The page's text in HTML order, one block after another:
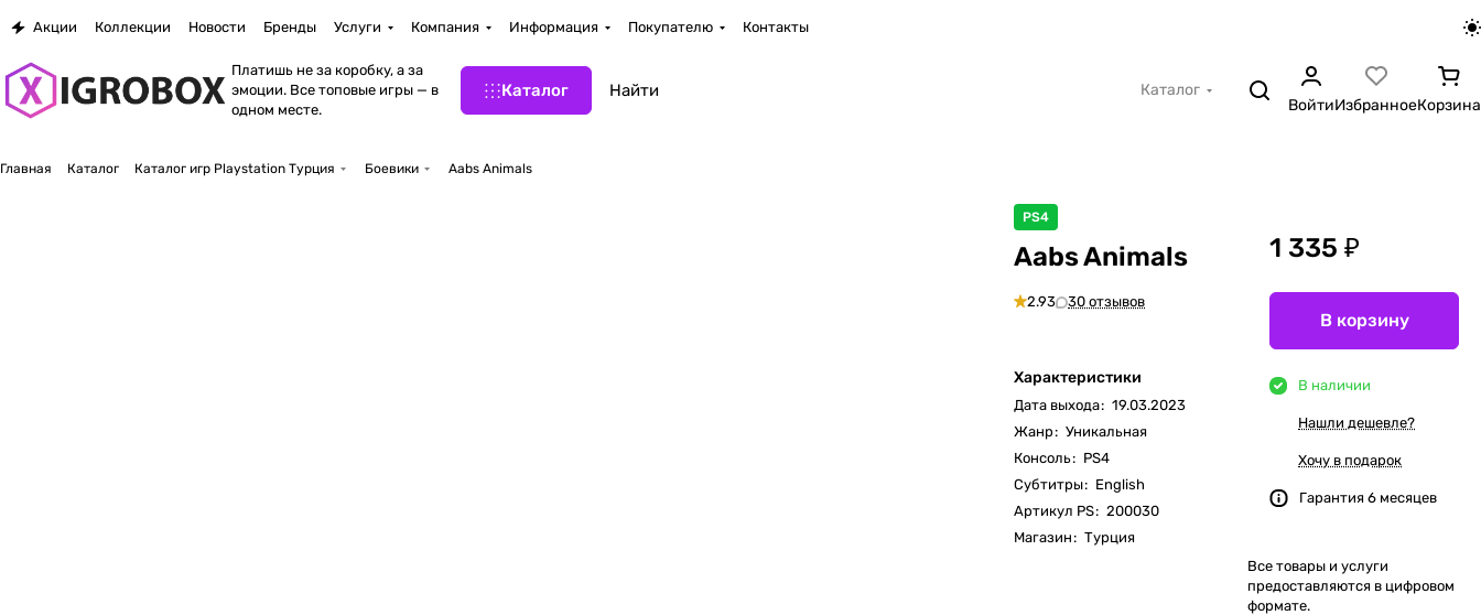
Акции Коллекции Новости Бренды Услуги Компания Информация Покупателю Контакты
Платишь не за коробку, а за
эмоции. Все топовые игры — в
одном месте.
Каталог
Каталог
ВойтиИзбранноеКорзина
Главная Каталог Каталог игр Playstation Турция Боевики Aabs Animals
PS4
Aabs Animals
2.93 30 отзывов
Характеристики
Дата выхода: 19.03.2023
Жанр: Уникальная
Консоль: PS4
Субтитры: English
Артикул PS: 200030
Магазин: Турция
1 335 ₽
В корзину
В наличии
Нашли дешевле?
Хочу в подарок
Гарантия 6 месяцев
Все товары и услуги
предоставляются в цифровом
формате.